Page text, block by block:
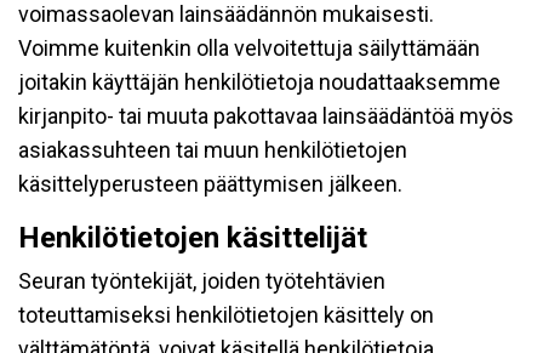
voimassaolevan lainsäädännön mukaisesti.
Voimme kuitenkin olla velvoitettuja säilyttämään
joitakin käyttäjän henkilötietoja noudattaaksemme
kirjanpito- tai muuta pakottavaa lainsäädäntöä myös
asiakassuhteen tai muun henkilötietojen
käsittelyperusteen päättymisen jälkeen.
Henkilötietojen käsittelijät
Seuran työntekijät, joiden työtehtävien
toteuttamiseksi henkilötietojen käsittely on